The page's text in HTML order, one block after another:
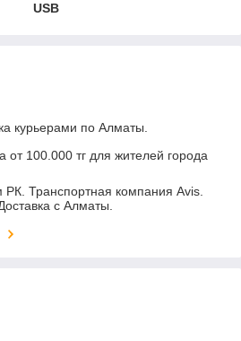
USB
курьерами по Алматы.
от 100.000 тг для жителей города
РК. Транспортная компания Avis.
с Алматы.